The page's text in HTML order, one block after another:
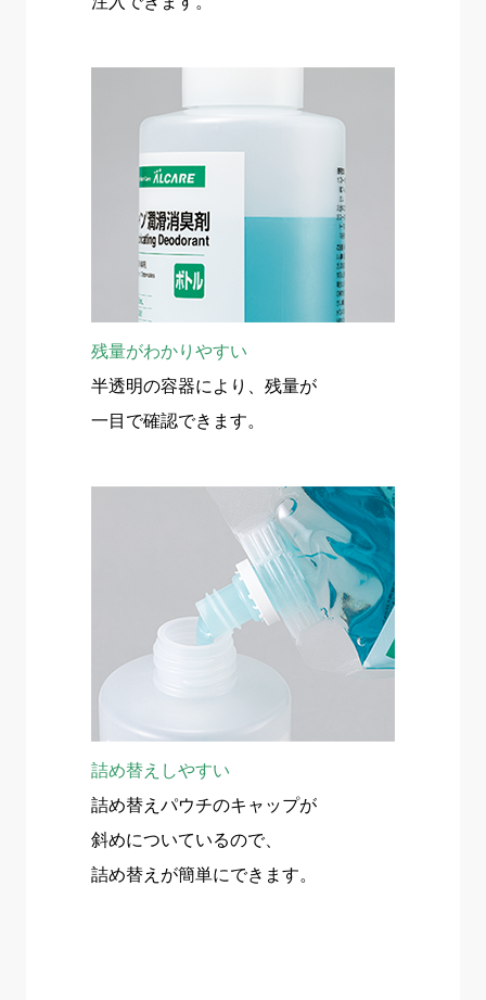
残量がわかりやすい
半透明の容器により、残量が
一目で確認できます。
詰め替えしやすい
詰め替えパウチのキャップが
斜めについているので、
詰め替えが簡単にできます。